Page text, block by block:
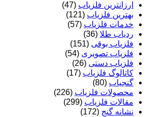
ارزانترین فلزیاب (47)
بهترین فلزیاب (121)
خدمات فلزیاب (57)
ردیاب طلا (36)
فلزیاب بوقی (151)
فلزیاب تصویری (54)
فلزیاب دستی (26)
کاتالوگ فلزیاب (17)
گنجیاب (80)
محصولات فلزیاب (226)
مقالات فلزیاب (299)
نشانه گنج (172)